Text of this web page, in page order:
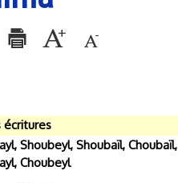
écritures
Shoubeyl, Shoubaïl, Choubaïl,
Choubeyl